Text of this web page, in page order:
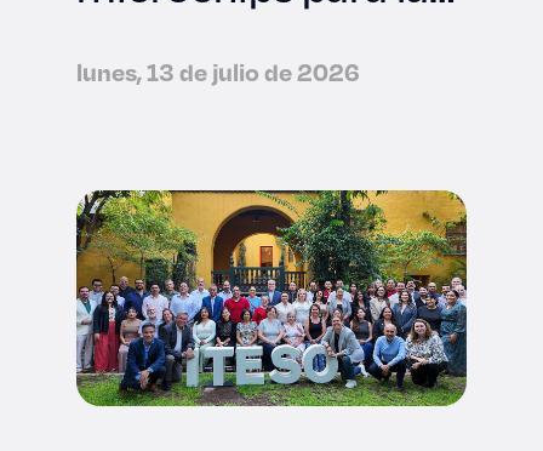
tecnológica
lunes, 13 de julio de 2026